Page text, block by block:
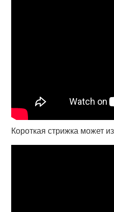
Короткая стрижка может